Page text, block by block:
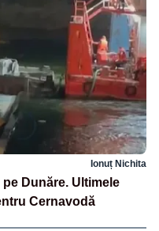
Ionuț Nichita
Dunăre. Ultimele
Cernavodă